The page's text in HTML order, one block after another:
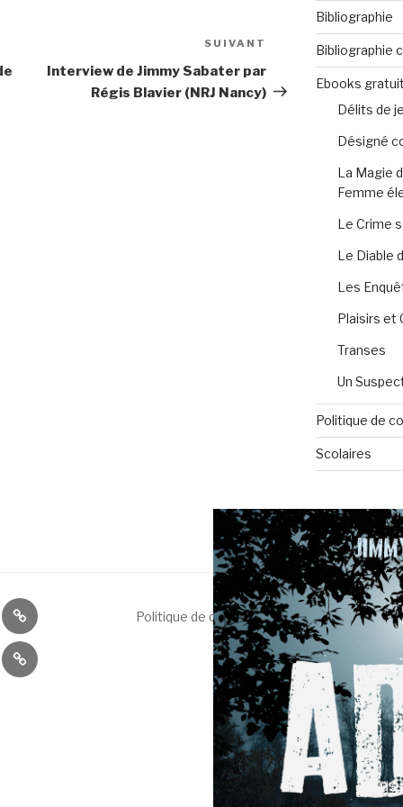
Article
suivant
SUIVANT
Interview de Jimmy Sabater par
Régis Blavier (NRJ Nancy)
Bibliographie
Bibliographie
Ebooks
Délits de
Désigné
La Magie
Femme
Le Crime
Le Diable
Les
Plaisirs et
Transes
Un
Politique de
Scolaires
Rose
et
Noir
Le
Républicain
Politique de confidentialité Fièrement